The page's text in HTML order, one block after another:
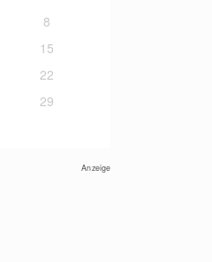
8
15
22
29
Anzeige